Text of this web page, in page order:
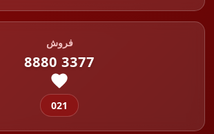
فروش
8880 3377
021